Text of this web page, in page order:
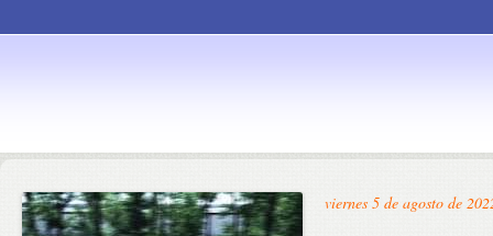
content
viernes 5 de agosto de